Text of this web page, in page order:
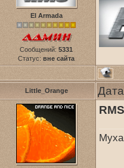
El Armada
Сообщений: 5331
Статус: вне сайта
Little_Orange
RMS